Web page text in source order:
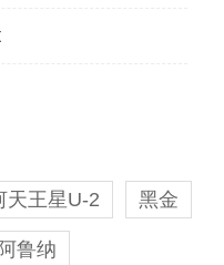
天王星U-2 黑金
阿鲁纳